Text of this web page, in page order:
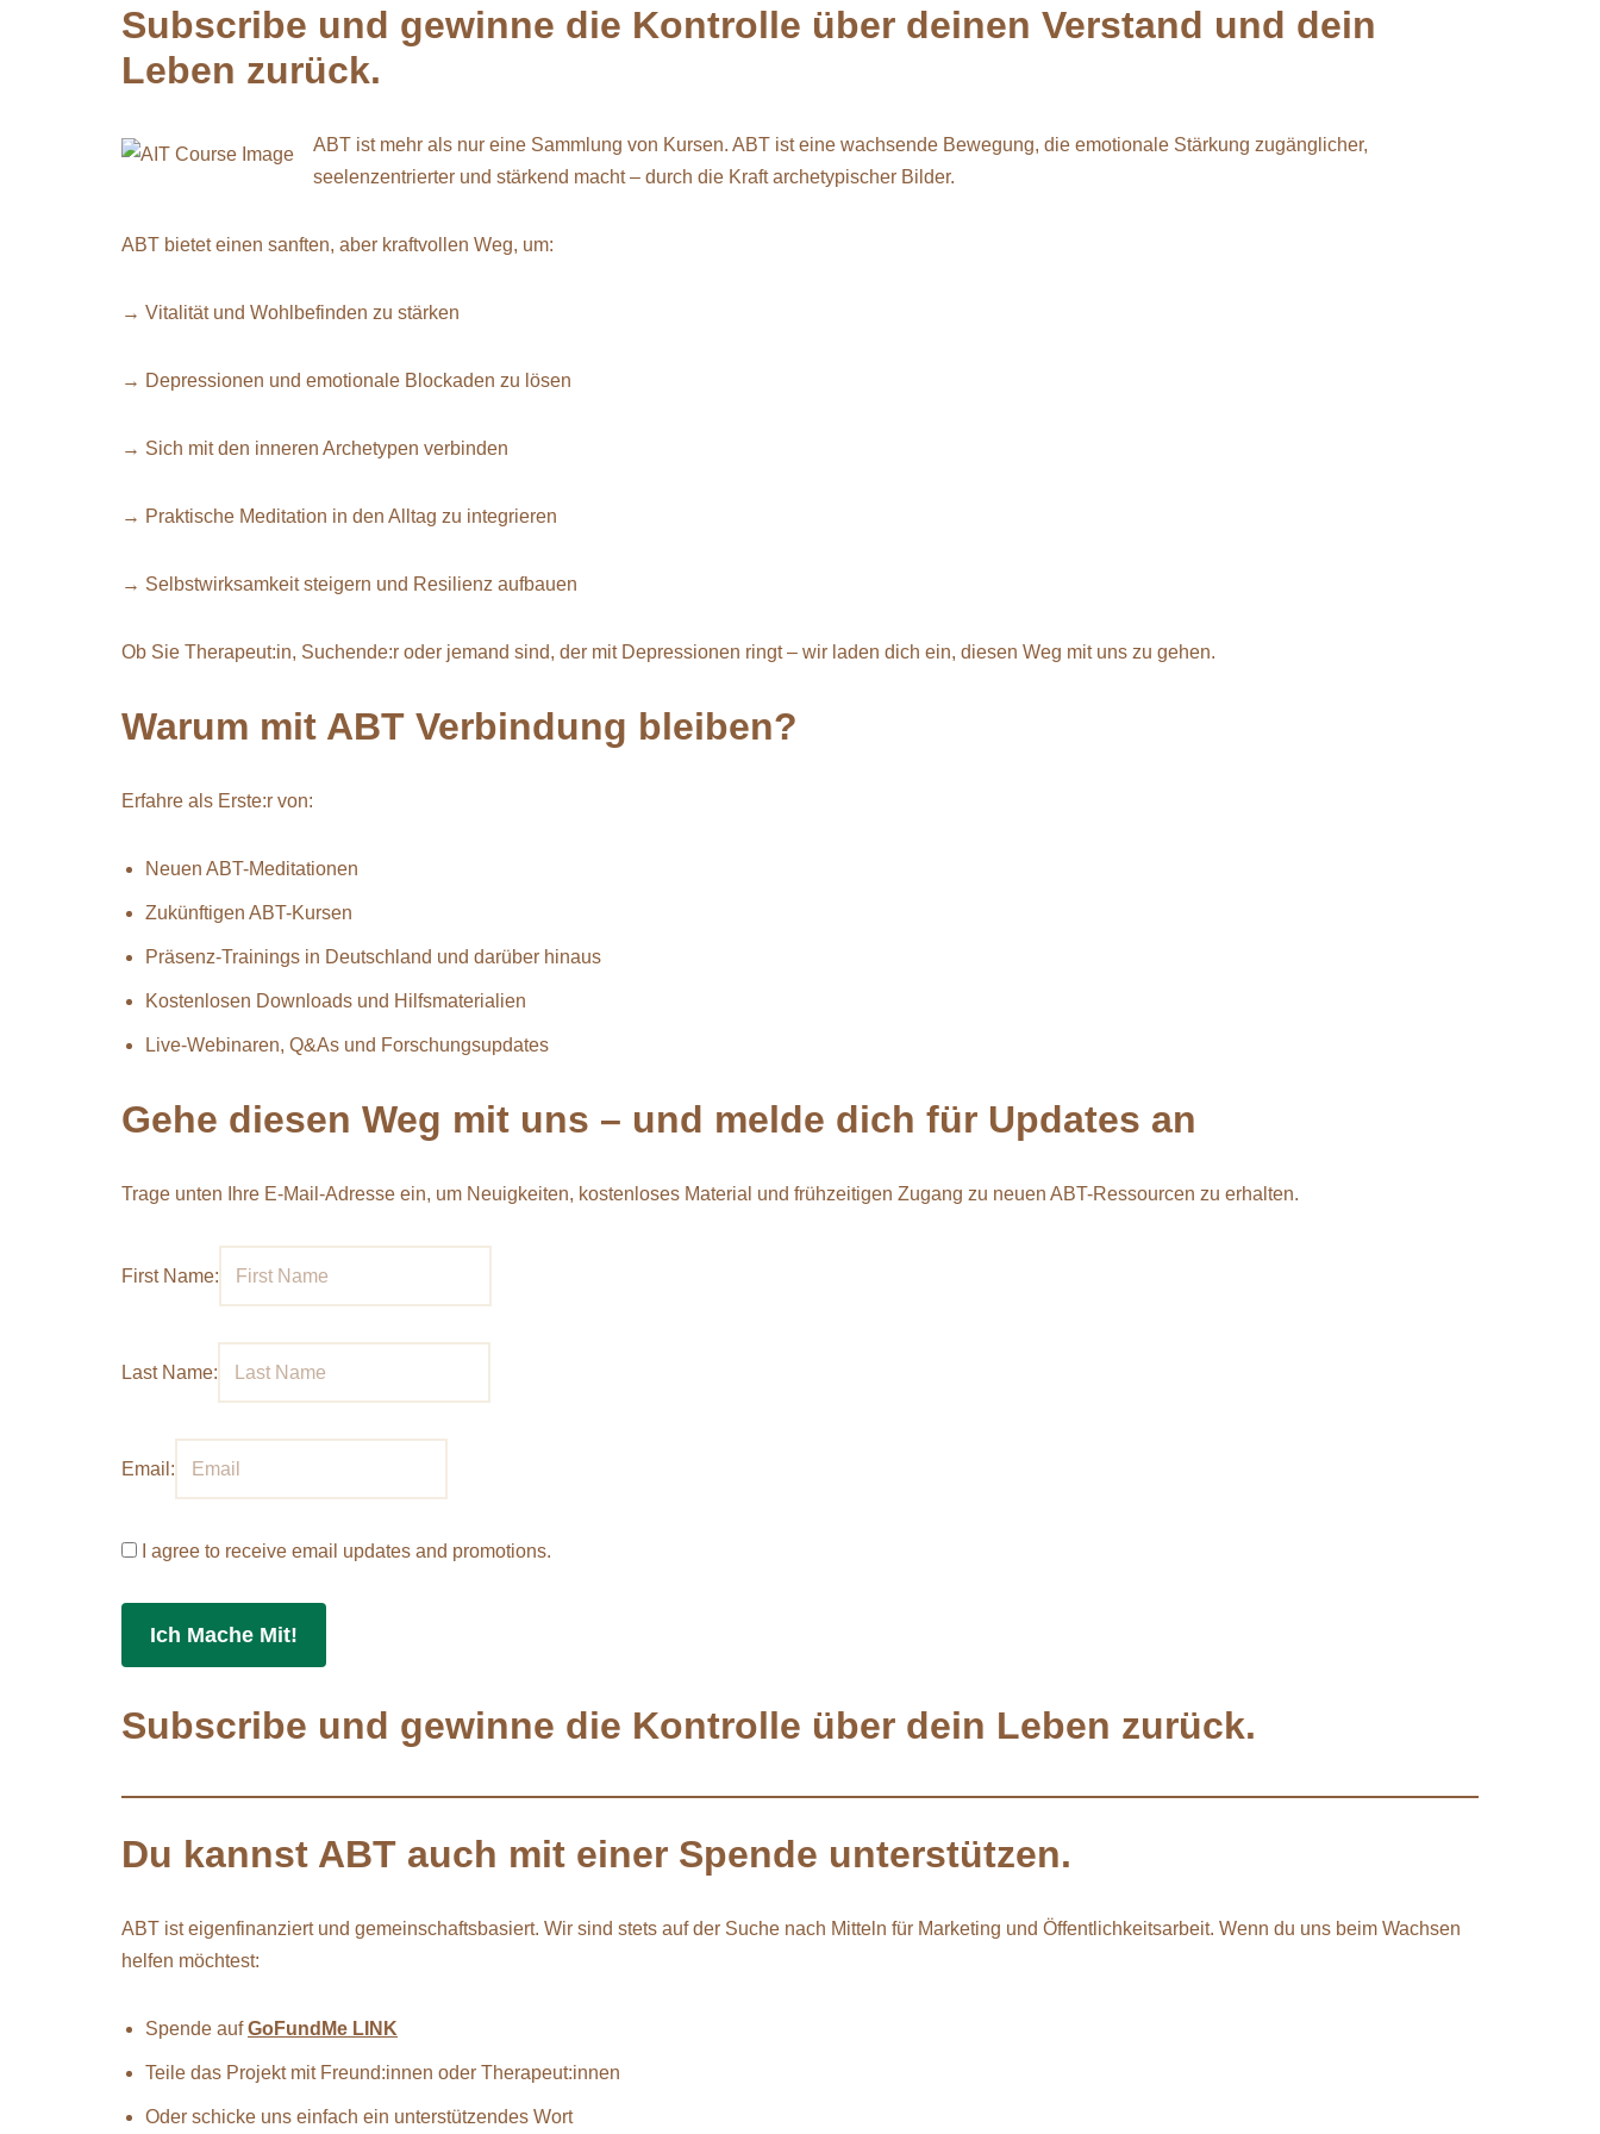
Subscribe und gewinne die Kontrolle über deinen Verstand und dein
Leben zurück.
ABT ist mehr als nur eine Sammlung von Kursen. ABT ist eine wachsende Bewegung, die emotionale Stärkung zugänglicher,
seelenzentrierter und stärkend macht – durch die Kraft archetypischer Bilder.
ABT bietet einen sanften, aber kraftvollen Weg, um:
→ Vitalität und Wohlbefinden zu stärken
→ Depressionen und emotionale Blockaden zu lösen
→ Sich mit den inneren Archetypen verbinden
→ Praktische Meditation in den Alltag zu integrieren
→ Selbstwirksamkeit steigern und Resilienz aufbauen
Ob Sie Therapeut:in, Suchende:r oder jemand sind, der mit Depressionen ringt – wir laden dich ein, diesen Weg mit uns zu gehen.
Warum mit ABT Verbindung bleiben?
Erfahre als Erste:r von:
Neuen ABT-Meditationen
Zukünftigen ABT-Kursen
Präsenz-Trainings in Deutschland und darüber hinaus
Kostenlosen Downloads und Hilfsmaterialien
Live-Webinaren, Q&As und Forschungsupdates
Gehe diesen Weg mit uns – und melde dich für Updates an
Trage unten Ihre E-Mail-Adresse ein, um Neuigkeiten, kostenloses Material und frühzeitigen Zugang zu neuen ABT-Ressourcen zu erhalten.
First Name:
Last Name:
Email:
I agree to receive email updates and promotions.
Ich Mache Mit!
Subscribe und gewinne die Kontrolle über dein Leben zurück.
Du kannst ABT auch mit einer Spende unterstützen.
ABT ist eigenfinanziert und gemeinschaftsbasiert. Wir sind stets auf der Suche nach Mitteln für Marketing und Öffentlichkeitsarbeit. Wenn du uns beim Wachsen
helfen möchtest:
Spende aufGoFundMe LINK
Teile das Projekt mit Freund:innen oder Therapeut:innen
Oder schicke uns einfach ein unterstützendes Wort